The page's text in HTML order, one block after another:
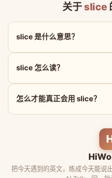
关于 slice
slice 是什么意思？
slice 怎么读？
怎么才能真正会用 slice？
把今天遇到的英文，练成今天能